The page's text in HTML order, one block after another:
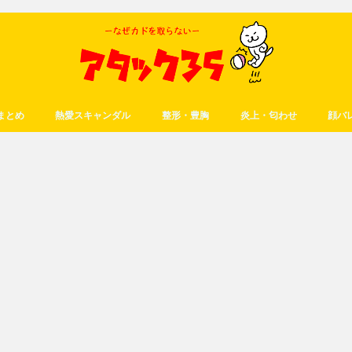
とめ 熱愛スキャンダル 整形・豊胸 炎上・匂わせ 顔バ